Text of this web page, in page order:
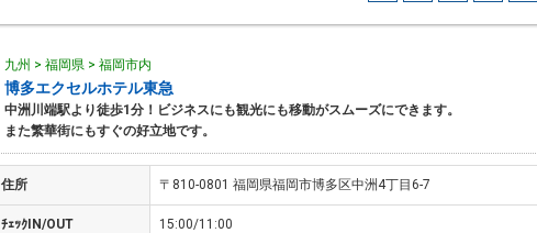
九州 > 福岡県 > 福岡市内
博多エクセルホテル東急
中洲川端駅より徒歩1分！ビジネスにも観光にも移動がスムーズにできます。
また繁華街にもすぐの好立地です。
住所 〒810-0801 福岡県福岡市博多区中洲4丁目6-7
ﾁｪｯｸIN/OUT 15:00/11:00